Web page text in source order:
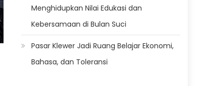
Menghidupkan Nilai Edukasi dan
Kebersamaan di Bulan Suci
Pasar Klewer Jadi Ruang Belajar Ekonomi,
Bahasa, dan Toleransi